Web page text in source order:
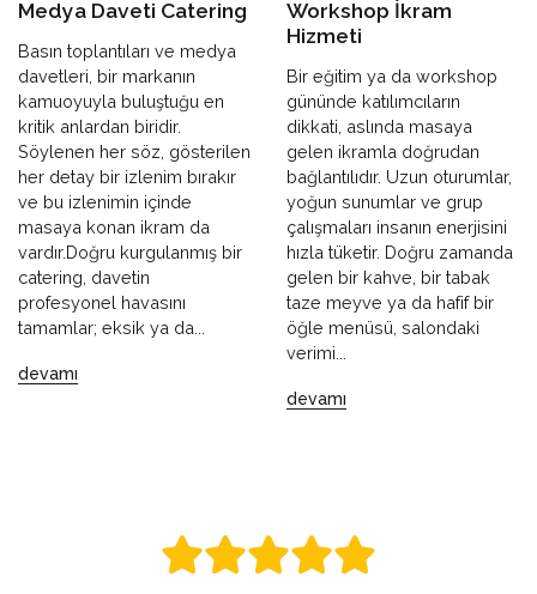
Medya Daveti Catering
Basın toplantıları ve medya
davetleri, bir markanın
kamuoyuyla buluştuğu en
kritik anlardan biridir.
Söylenen her söz, gösterilen
her detay bir izlenim bırakır
ve bu izlenimin içinde
masaya konan ikram da
vardır.Doğru kurgulanmış bir
catering, davetin
profesyonel havasını
tamamlar; eksik ya da...
devamı
Workshop İkram
Hizmeti
Bir eğitim ya da workshop
gününde katılımcıların
dikkati, aslında masaya
gelen ikramla doğrudan
bağlantılıdır. Uzun oturumlar,
yoğun sunumlar ve grup
çalışmaları insanın enerjisini
hızla tüketir. Doğru zamanda
gelen bir kahve, bir tabak
taze meyve ya da hafif bir
öğle menüsü, salondaki
verimi...
devamı